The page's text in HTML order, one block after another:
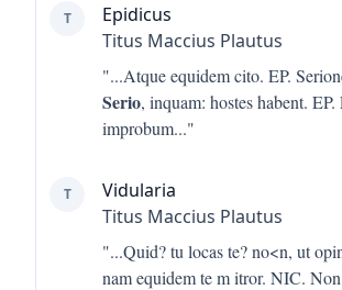
T
Epidicus
Titus Maccius Plautus
"...Atque equidem cito. EP.
Serio, inquam: hostes habent.
improbum..."
T
Vidularia
Titus Maccius Plautus
"...Quid? tu locas te? no<n, ut
nam equidem te m itror. NIC.